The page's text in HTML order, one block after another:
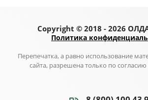
Copyright © 2018 - 2026
Политика
Перепечатка, а равно использование
сайта, разрешена только по